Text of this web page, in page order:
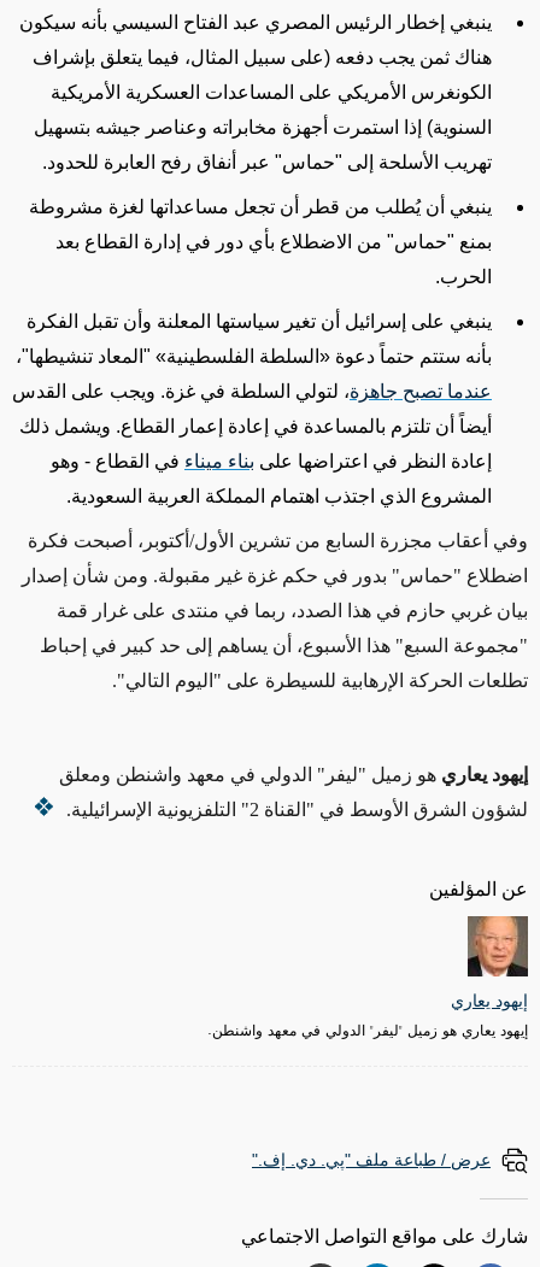
عن المؤلفين
إيهود يعاري
إيهود يعاري هو زميل "ليفر" الدولي في معهد واشنطن.
ينبغي إخطار الرئيس المصري عبد الفتاح السيسي بأنه سيكون
هناك ثمن يجب دفعه (على سبيل المثال، فيما يتعلق بإشراف
الكونغرس الأمريكي على المساعدات العسكرية الأمريكية
السنوية) إذا استمرت أجهزة مخابراته وعناصر جيشه بتسهيل
تهريب الأسلحة إلى "حماس" عبر أنفاق رفح العابرة للحدود.
ينبغي أن يُطلب من قطر أن تجعل مساعداتها لغزة مشروطة
بمنع "حماس" من الاضطلاع بأي دور في إدارة القطاع بعد
الحرب.
ينبغي على إسرائيل أن تغير سياستها المعلنة وأن تقبل الفكرة
بأنه ستتم حتماً دعوة « السلطة الفلسطينية»
" المعاد تنشيطها"،
عندما تصبح جاهزة، لتولي السلطة في غزة. ويجب على القدس
أيضاً أن تلتزم بالمساعدة في إعادة إعمار القطاع. ويشمل ذلك
إعادة النظر في اعتراضها على بناء ميناء في القطاع - وهو
المشروع الذي اجتذب اهتمام المملكة العربية السعودية.
وفي أعقاب مجزرة السابع من تشرين الأول/أكتوبر، أصبحت فكرة
اضطلاع "حماس" بدور في حكم غزة غير مقبولة. ومن شأن إصدار
بيان غربي حازم في هذا الصدد، ربما في منتدى على غرار قمة
"مجموعة السبع" هذا الأسبوع، أن يساهم إلى حد كبير في إحباط
تطلعات الحركة الإرهابية للسيطرة على "اليوم التالي".
إيهود يعاري هو زميل "ليفر" الدولي في معهد واشنطن ومعلق
لشؤون الشرق الأوسط في "القناة 2" التلفزيونية الإسرائيلية.
عرض / طباعة ملف "پي. دي. إف."
شارك على مواقع التواصل الاجتماعي